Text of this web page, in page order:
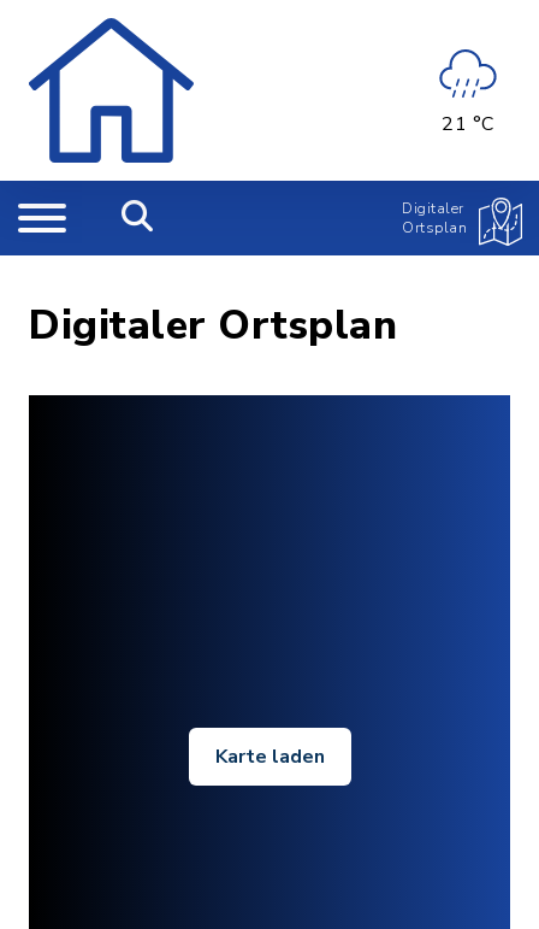
21 °C
Digitaler
Ortsplan
Digitaler Ortsplan
Karte laden